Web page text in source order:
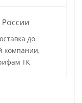
до
компании,
ТК